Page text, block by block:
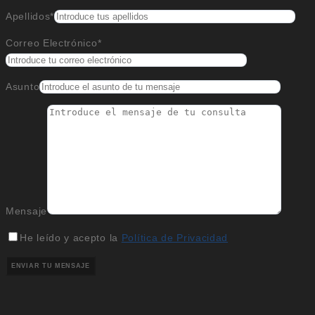
Apellidos*
Correo Electrónico*
Asunto
Mensaje
He leído y acepto la Política de Privacidad